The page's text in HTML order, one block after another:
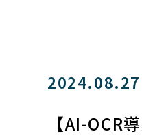
2024.08.27
【AI-OCR